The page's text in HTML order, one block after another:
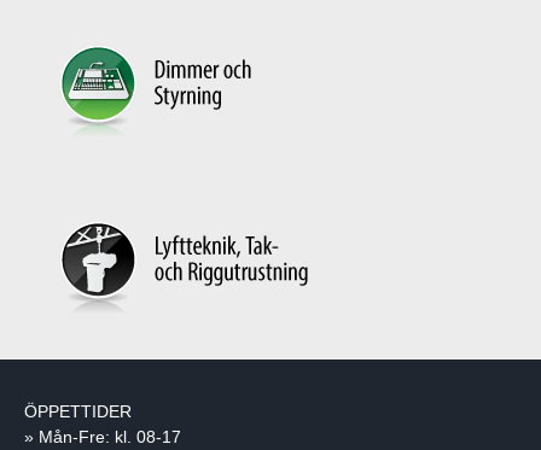
ÖPPETTIDER
» Mån-Fre: kl. 08-17